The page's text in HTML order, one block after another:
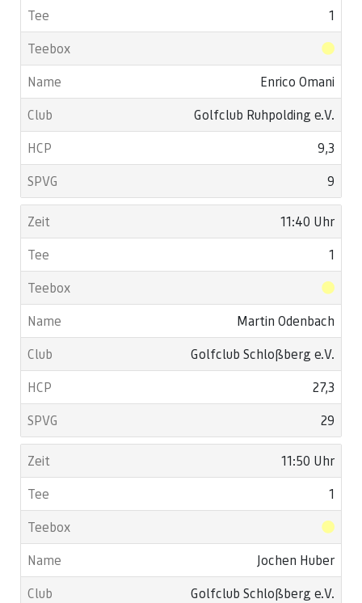
1
Enrico Omani
Golfclub Ruhpolding e.V.
9,3
9
11:40 Uhr
1
Martin Odenbach
Golfclub Schloßberg e.V.
27,3
29
11:50 Uhr
1
Jochen Huber
Golfclub Schloßberg e.V.